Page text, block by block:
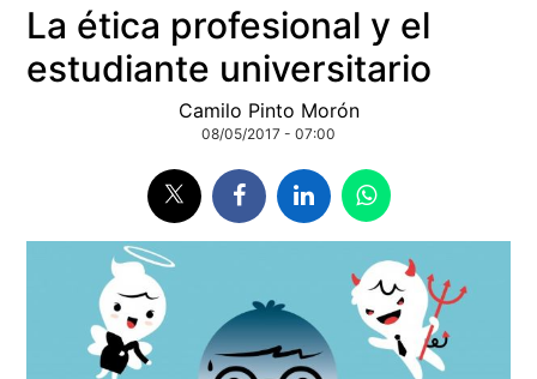
La ética profesional y el
estudiante universitario
Camilo Pinto Morón
08/05/2017 - 07:00